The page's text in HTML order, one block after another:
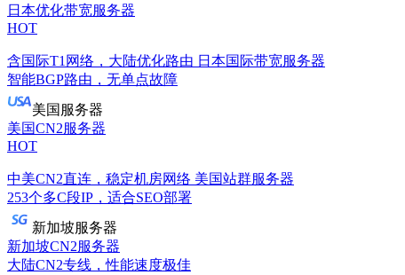
日本优化带宽服务器
HOT
含国际T1网络，大陆优化路由 日本国际带宽服务器
智能BGP路由，无单点故障
美国服务器
美国CN2服务器
HOT
中美CN2直连，稳定机房网络 美国站群服务器
253个多C段IP，适合SEO部署
新加坡服务器
新加坡CN2服务器
大陆CN2专线，性能速度极佳